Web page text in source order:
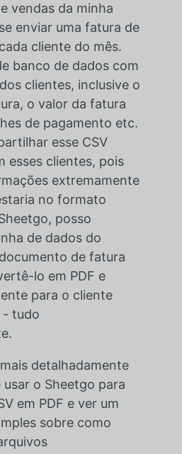
vendas da minha
enviar uma fatura de
cliente do mês.
banco de dados com
clientes, inclusive o
o valor da fatura
de pagamento etc.
esse CSV
esses clientes, pois
extremamente
no formato
posso
de dados do
de fatura
lo em PDF e
para o cliente
- tudo
detalhadamente
o Sheetgo para
em PDF e ver um
sobre como